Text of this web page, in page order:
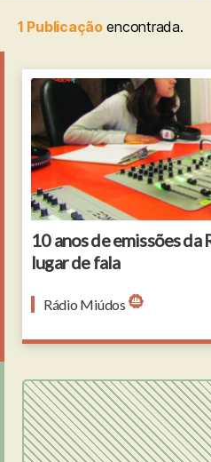
1 Publicaçãoencontrada.
10 anos de emissões da
lugar de fala
Rádio Miúdos